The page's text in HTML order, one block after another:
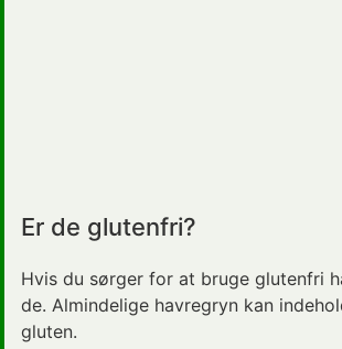
Er de glutenfri?
Hvis du sørger for at bruge glutenfri
de. Almindelige havregryn kan
gluten.